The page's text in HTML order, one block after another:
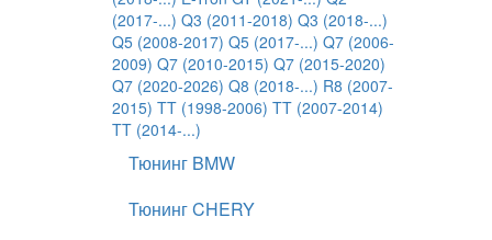
(2017-...) Q3 (2011-2018) Q3 (2018-...)
Q5 (2008-2017) Q5 (2017-...) Q7 (2006-
2009) Q7 (2010-2015) Q7 (2015-2020)
Q7 (2020-2026) Q8 (2018-...) R8 (2007-
2015) TT (1998-2006) TT (2007-2014)
TT (2014-...)
Тюнинг BMW
Тюнинг CHERY